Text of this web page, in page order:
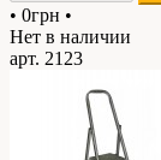
• 0грн •
Нет в наличии
арт. 2123